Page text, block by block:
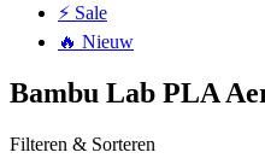
⚡ Sale
🔥 Nieuw
Bambu Lab PLA
Filteren & Sorteren